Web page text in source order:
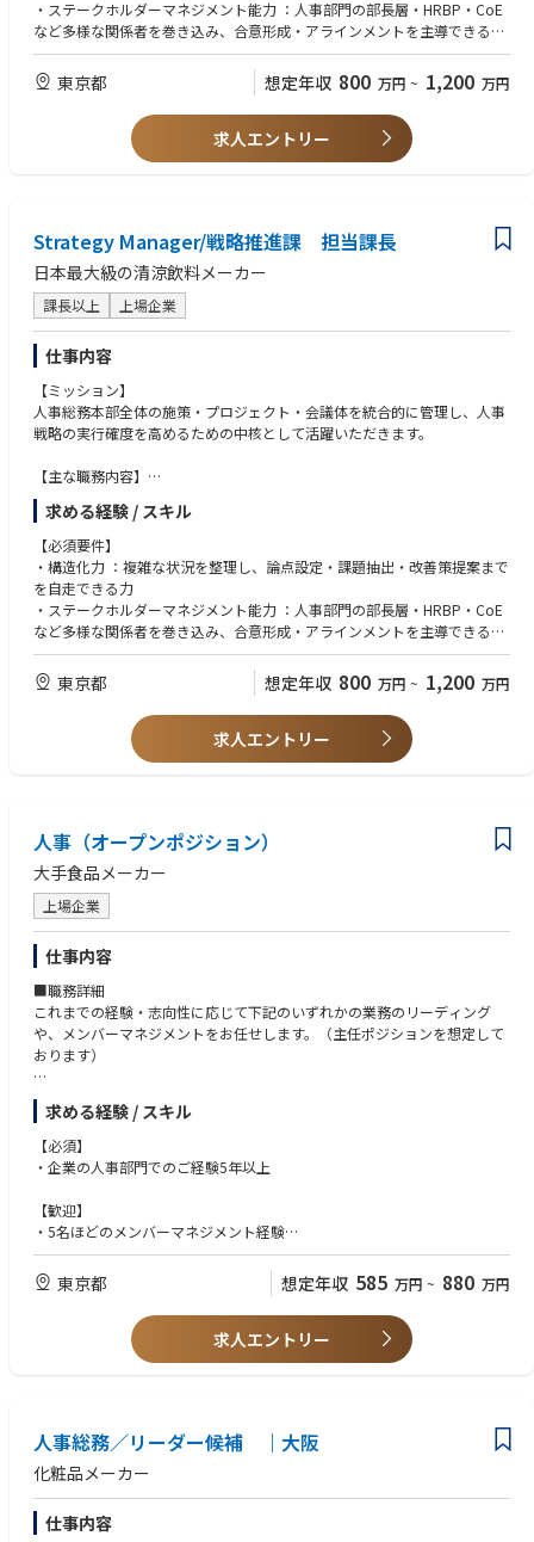
・会議体横断のアジェンダ管理と関係者アライメント、および会議の実行
モニタリング、改善サイクルのリード
③人的データの分析と課題抽出・提案
・エンゲージメントサーベイや人的データ分析による課題抽出・提案
・ステークホルダーマネジメント能力 ：人事部門の部長層・HRBP・CoE
など多様な関係者を巻き込み、合意形成・アラインメントを主導できるフ
ァシリテーション能力
・意思決定支援スキル ：意思決定に必要な資料構成力（論点整理、示唆出
し、ストーリー設計）およびそれを効果的に伝達できるスキル
・人事データ分析力 ：サーベイデータ、人的資本KPIなど人事データを読
み解き、組織課題を可視化し、改善策を企画・提案できる力
・言語力 ：日本語・英語ともにビジネスレベル（議論、プレゼンテーショ
・事業会社での 人事企画・人事戦略・HRBP等の経験
・人事コンサルティングにおける 人事戦略の実行支援の経験
・予算管理／業務プロセス改善（BPR等）の経験
・経営層へのレポート作成・プレゼンテーション経験
東京都 想定年収 800 万円 ~ 1,200 万円
求人エントリー
Strategy Manager/戦略推進課 担当課長
日本最大級の清涼飲料メーカー
課長以上 上場企業
仕事内容
【ミッション】
人事総務本部全体の施策・プロジェクト・会議体を統合的に管理し、人事
戦略の実行確度を高めるための中核として活躍いただきます。
【主な職務内容】
① 人事戦略推進のための人事総務本部の各種施策統合管理
・人事総務本部各部門の中期/年間Action Plan の取りまとめと実行管理
・人事戦略と各種PJ/施策を接続し、戦略実現確度を高める仕組み構築
・人事戦略 KPIおよび各種PJ/施策の進捗モニタリングと推進
② 人事戦略の効果的推進のための会議体の設計・運営
・Meeting Cadence（会議体系）の設計・更新および運営品質の向上
議、経営会議等）
・会議体横断のアジェンダ管理と関係者アライメント、および会議の実行
モニタリング、改善サイクルのリード
③ 人的データの分析と課題抽出・提案
求める経験 / スキル
【必須要件】
・構造化力 ：複雑な状況を整理し、論点設定・課題抽出・改善策提案まで
を自走できる力
・ステークホルダーマネジメント能力 ：人事部門の部長層・HRBP・CoE
など多様な関係者を巻き込み、合意形成・アラインメントを主導できるフ
ァシリテーション能力
・意思決定支援スキル ：意思決定に必要な資料構成力（論点整理、示唆出
し、ストーリー設計）およびそれを効果的に伝達できるスキル
・人事データ分析力 ：サーベイデータ、人的資本KPIなど人事データを読
み解き、組織課題を可視化し、改善策を企画・提案できる力
・言語力 ：日本語・英語ともにビジネスレベル（議論、プレゼンテーショ
・事業会社での 人事企画・人事戦略・HRBP等の経験
・人事コンサルティングにおける 人事戦略の実行支援の経験
・予算管理／業務プロセス改善（BPR等）の経験
・経営層へのレポート作成・プレゼンテーション経験
東京都 想定年収 800 万円 ~ 1,200 万円
求人エントリー
人事（オープンポジション）
大手食品メーカー
上場企業
仕事内容
■職務詳細
これまでの経験・志向性に応じて下記のいずれかの業務のリーディング
や、メンバーマネジメントをお任せします。（主任ポジションを想定して
おります）
【業務内容】
全社／各事業における、
・新卒・キャリア採用の採用戦略立案、採用ブランディング及び実務
・社内研修の企画・運用
・人事戦略の設計（定期人事異動対応、昇格アセスメント）、人財育成の
ためのキャリア・組織開発
・国内事業所における人事部門の責任者 など
求める経験 / スキル
【必須】
・企業の人事部門でのご経験5年以上
【歓迎】
・5名ほどのメンバーマネジメント経験
・労務実務のご経験、知識をお持ちの方
【資格・免許】
・普通自動車第一種免許
【求める人物像】
・協調性があり、社内・社外の担当者と良好な関係を築ける方
・明朗で周囲と常に良好なコミュニケーションを取ることができる方
東京都 想定年収 585 万円 ~ 880 万円
求人エントリー
人事総務／リーダー候補 ｜大阪
化粧品メーカー
仕事内容